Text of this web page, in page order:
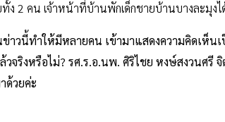
ทั้ง 2 คน เจ้าหน้าที่บ้านพักเด็กชายบ้านบางละมุง
ข่าวนี้ทำให้มีหลายคน เข้ามาแสดงความคิดเห็
วจริงหรือไม่? รศ.ร.อ.นพ. ศิริไชย หงษ์สงวนศรี
ด้วยค่ะ